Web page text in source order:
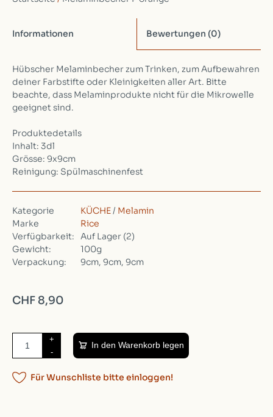
Informationen Bewertungen (0)
Hübscher Melaminbecher zum Trinken, zum Aufbewahren
deiner Farbstifte oder Kleinigkeiten aller Art. Bitte
beachte, dass Melaminprodukte nicht für die Mikrowelle
geeignet sind.
Produktedetails
Inhalt: 3dl
Grösse: 9x9cm
Reinigung: Spülmaschinenfest
Kategorie KÜCHE / Melamin
Marke
Rice
Verfügbarkeit:
Auf Lager (2)
Gewicht:
100g
Verpackung:
9cm, 9cm, 9cm
CHF 8,90
+
-
In den Warenkorb legen
Für Wunschliste bitte einloggen!